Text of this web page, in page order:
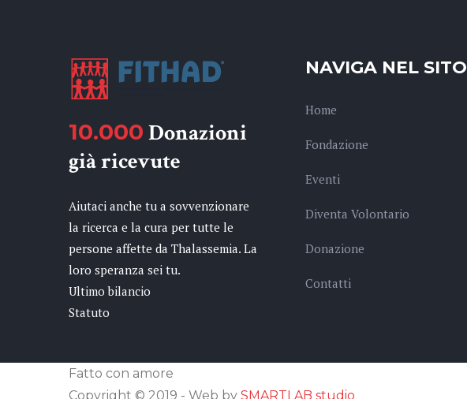
10.000 Donazioni
già ricevute
Aiutaci anche tu a sovvenzionare
la ricerca e la cura per tutte le
persone affette da Thalassemia. La
loro speranza sei tu.
Ultimo bilancio
Statuto
NAVIGA NEL SITO
Home
Fondazione
Eventi
Diventa Volontario
Donazione
Contatti
Fatto con amore
Copyright © 2019 - Web by SMARTLAB studio